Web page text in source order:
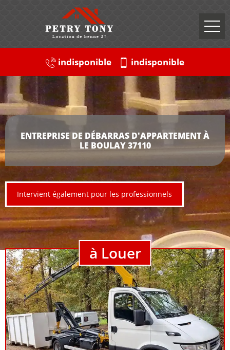
indisponible indisponible
ENTREPRISE DE DÉBARRAS D'APPARTEMENT À
LE BOULAY 37110
Intervient également pour les professionnels
à Louer